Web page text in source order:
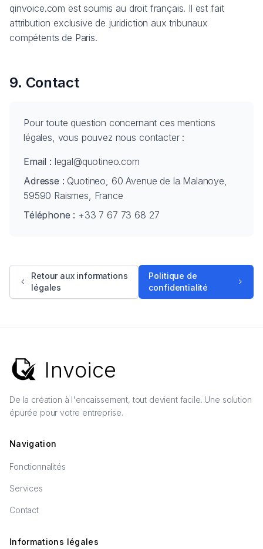
qinvoice.com est soumis au droit français. Il est fait
attribution exclusive de juridiction aux tribunaux
compétents de Paris.
9. Contact
Pour toute question concernant ces mentions
légales, vous pouvez nous contacter :
Email : legal@quotineo.com
Adresse : Quotineo, 60 Avenue de la Malanoye,
59590 Raismes, France
Téléphone : +33 7 67 73 68 27
Retour aux informations
légales
Politique de
confidentialité
Invoice
De la création à l'encaissement, tout devient facile. Une solution
épurée pour votre entreprise.
Navigation
Fonctionnalités
Services
Contact
Informations légales